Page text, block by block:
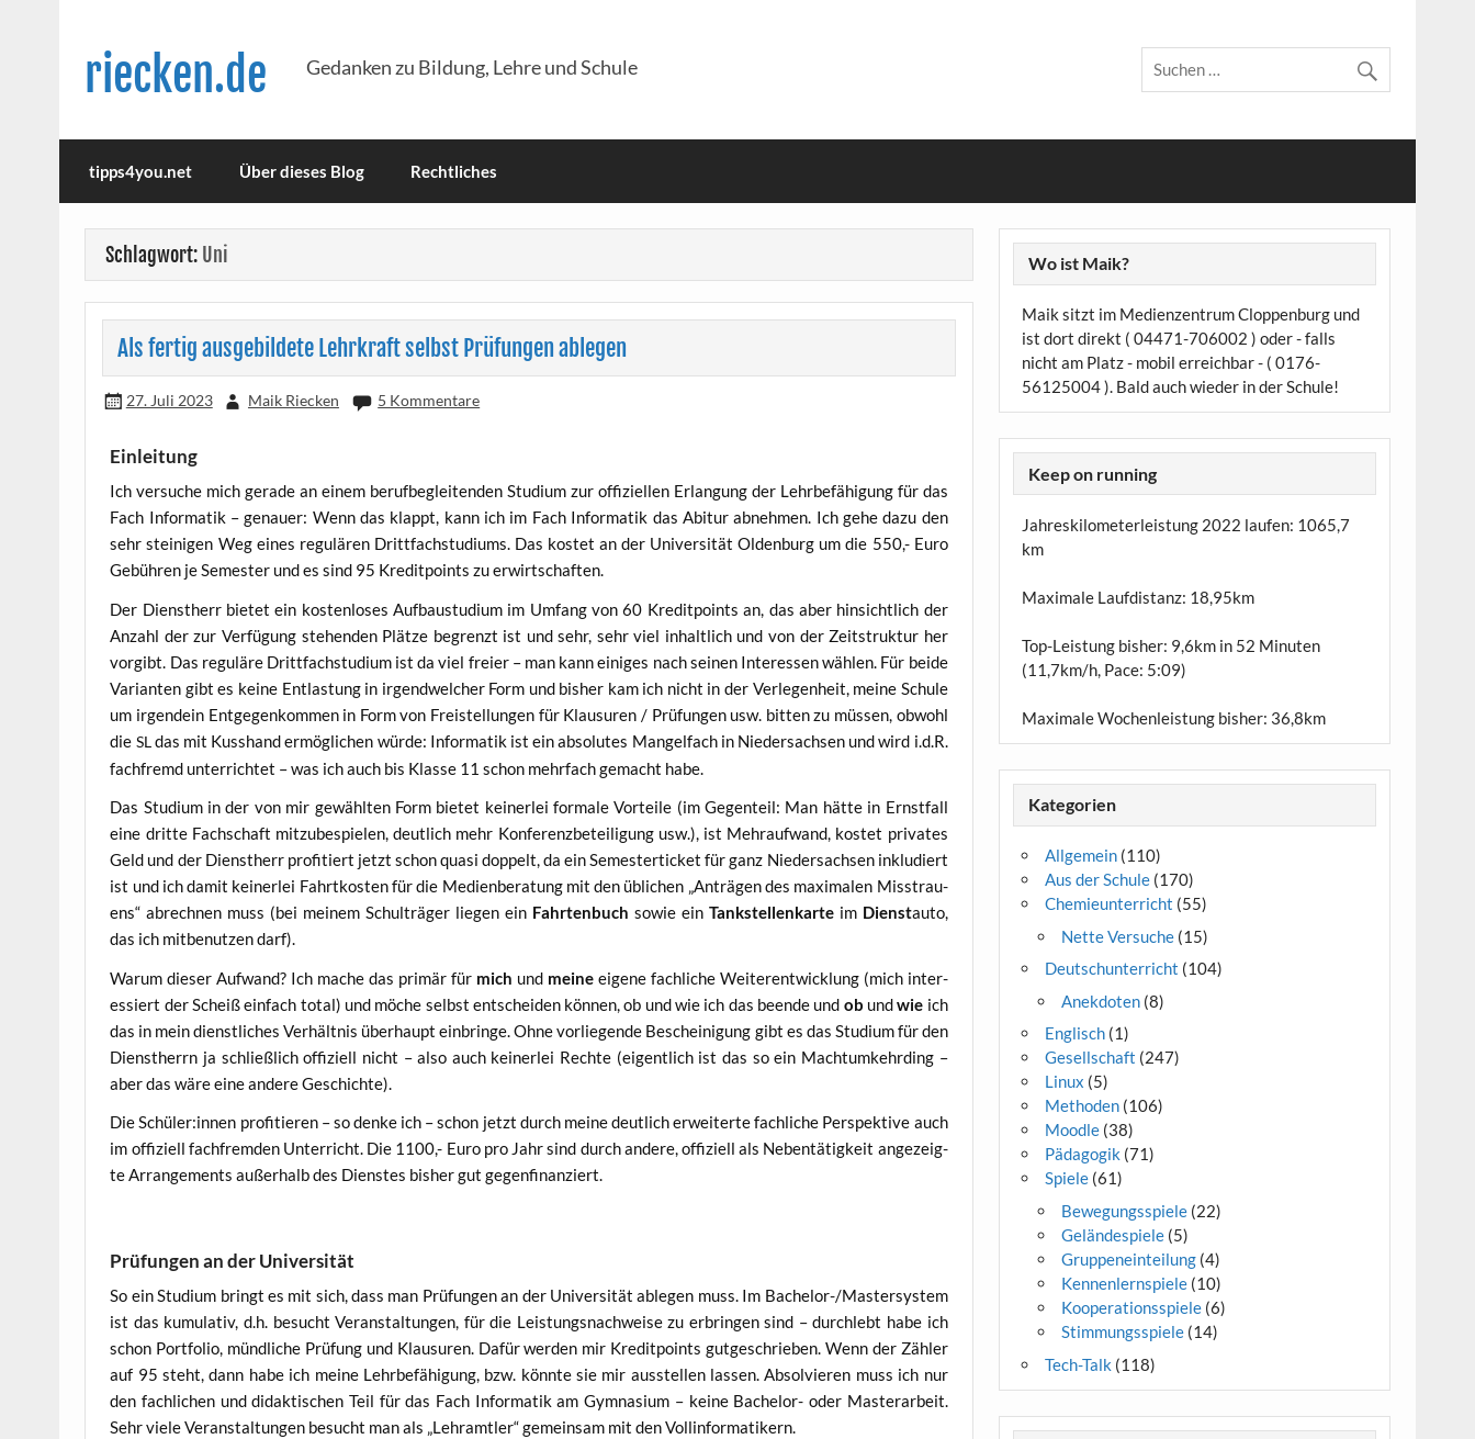
riecken.de Gedanken zu Bildung, Lehre und Schule
tipps4you.net Über dieses Blog Rechtliches
Schlagwort: Uni
Als fertig ausgebildete Lehrkraft selbst Prüfungen ablegen
27. Juli 2023 Maik Riecken 5 Kommentare
Einleitung
Ich ver­su­che mich gera­de an einem beruf­be­glei­ten­den Stu­di­um zur offi­zi­el­len Erlan­gung der Lehr­be­fä­hi­gung für das
Fach Infor­ma­tik – genau­er: Wenn das klappt, kann ich im Fach Infor­ma­tik das Abitur abneh­men. Ich gehe dazu den
sehr stei­ni­gen Weg eines regu­lä­ren Dritt­fach­stu­di­ums. Das kos­tet an der Uni­ver­si­tät Olden­burg um die 550,- Euro
Gebüh­ren je Semes­ter und es sind 95 Kre­dit­points zu erwirtschaften.
Der Dienst­herr bie­tet ein kos­ten­lo­ses Auf­bau­stu­di­um im Umfang von 60 Kre­dit­points an, das aber hin­sicht­lich der
Anzahl der zur Ver­fü­gung ste­hen­den Plät­ze begrenzt ist und sehr, sehr viel inhalt­lich und von der Zeit­struk­tur her
vor­gibt. Das regu­lä­re Dritt­fach­stu­di­um ist da viel frei­er – man kann eini­ges nach sei­nen Inter­es­sen wäh­len. Für bei­de
Vari­an­ten gibt es kei­ne Ent­las­tung in irgend­wel­cher Form und bis­her kam ich nicht in der Ver­le­gen­heit, mei­ne Schu­le
um irgend­ein Ent­ge­gen­kom­men in Form von Frei­stel­lun­gen für Klau­su­ren / Prü­fun­gen usw. bit­ten zu müs­sen, obwohl
die SLdas mit Kuss­hand ermög­li­chen wür­de: Infor­ma­tik ist ein abso­lu­tes Man­gel­fach in Nie­der­sach­sen und wird i.d.R.
fach­fremd unter­rich­tet – was ich auch bis Klas­se 11 schon mehr­fach gemacht habe.
Das Stu­di­um in der von mir gewähl­ten Form bie­tet kei­ner­lei for­ma­le Vor­tei­le (im Gegen­teil: Man hät­te in Ernst­fall
eine drit­te Fach­schaft mit­zu­be­spie­len, deut­lich mehr Kon­fe­renz­be­tei­li­gung usw.), ist Mehr­auf­wand, kos­tet pri­va­tes
Geld und der Dienst­herr pro­fi­tiert jetzt schon qua­si dop­pelt, da ein Semes­ter­ti­cket für ganz Nie­der­sach­sen inklu­diert
ist und ich damit kei­ner­lei Fahrt­kos­ten für die Medi­en­be­ra­tung mit den übli­chen „Anträ­gen des maxi­ma­len Miss­trau­
ens“ abrech­nen muss (bei mei­nem Schul­trä­ger lie­gen ein Fahr­ten­buch sowie ein Tank­stel­lenkar­teim Dienstauto,
das ich mit­be­nut­zen darf).
War­um die­ser Auf­wand? Ich mache das pri­mär für mich und mei­neeige­ne fach­li­che Wei­ter­ent­wick­lung (mich inter­
es­siert der Scheiß ein­fach total) und möche selbst ent­schei­den kön­nen, ob und wie ich das been­de und ob undwie ich
das in mein dienst­li­ches Ver­hält­nis über­haupt ein­brin­ge. Ohne vor­lie­gen­de Beschei­ni­gung gibt es das Stu­di­um für den
Dienst­herrn ja schließ­lich offi­zi­ell nicht – also auch kei­ner­lei Rech­te (eigent­lich ist das so ein Macht­um­kehr­ding –
aber das wäre eine ande­re Geschichte).
Die Schüler:innen pro­fi­tie­ren – so den­ke ich – schon jetzt durch mei­ne deut­lich erwei­ter­te fach­li­che Per­spek­ti­ve auch
im offi­zi­ell fach­frem­den Unter­richt. Die 1100,- Euro pro Jahr sind durch ande­re, offi­zi­ell als Neben­tä­tig­keit ange­zeig­
te Arran­ge­ments außer­halb des Diens­tes bis­her gut gegenfinanziert.
Prüfungen an der Universität
So ein Stu­di­um bringt es mit sich, dass man Prü­fun­gen an der Uni­ver­si­tät able­gen muss. Im Bache­lor-/Mas­ter­sys­tem
ist das kumu­la­tiv, d.h. besucht Ver­an­stal­tun­gen, für die Leis­tungs­nach­wei­se zu erbrin­gen sind – durch­lebt habe ich
schon Port­fo­lio, münd­li­che Prü­fung und Klau­su­ren. Dafür wer­den mir Kre­dit­points gut­ge­schrie­ben. Wenn der Zäh­ler
auf 95 steht, dann habe ich mei­ne Lehr­be­fä­hi­gung, bzw. könn­te sie mir aus­stel­len las­sen. Absol­vie­ren muss ich nur
den fach­li­chen und didak­ti­schen Teil für das Fach Infor­ma­tik am Gym­na­si­um – kei­ne Bache­lor- oder Mas­ter­ar­beit.
Sehr vie­le Ver­an­stal­tun­gen besucht man als „Lehr­amt­ler“ gemein­sam mit den Vollinformatikern.
Wo ist Maik?
Maik sitzt im Medienzentrum Cloppenburg und
ist dort direkt ( 04471-706002 ) oder - falls
nicht am Platz - mobil erreichbar - ( 0176-
56125004 ). Bald auch wieder in der Schule!
Keep on running
Jahreskilometerleistung 2022 laufen: 1065,7
km
Maximale Laufdistanz: 18,95km
Top-Leistung bisher: 9,6km in 52 Minuten
(11,7km/h, Pace: 5:09)
Maximale Wochenleistung bisher: 36,8km
Kategorien
Allgemein (110)
Aus der Schule (170)
Chemieunterricht (55)
Nette Versuche (15)
Deutschunterricht (104)
Anekdoten (8)
Englisch (1)
Gesellschaft (247)
Linux (5)
Methoden (106)
Moodle (38)
Pädagogik (71)
Spiele (61)
Bewegungsspiele (22)
Geländespiele (5)
Gruppeneinteilung (4)
Kennenlernspiele (10)
Kooperationsspiele (6)
Stimmungsspiele (14)
Tech-Talk (118)